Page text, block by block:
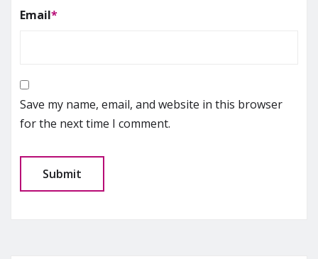
Email*
Save my name, email, and website in this browser
for the next time I comment.